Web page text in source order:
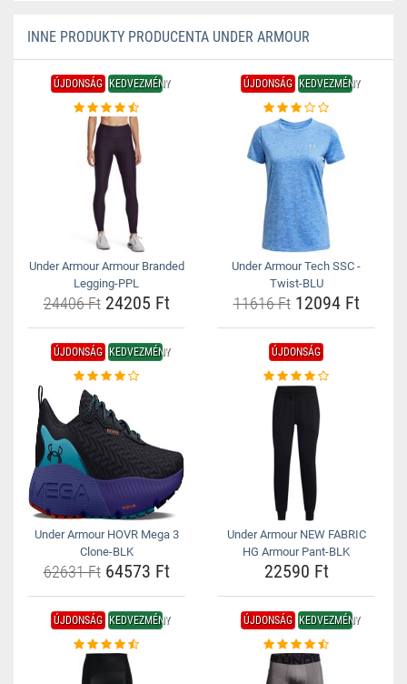
INNE PRODUKTY PRODUCENTA UNDER ARMOUR
ÚJDONSÁG KEDVEZMÉNY
Under Armour Armour Branded
Legging-PPL
24406 Ft24205 Ft
ÚJDONSÁG KEDVEZMÉNY
Under Armour Tech SSC -
Twist-BLU
11616 Ft12094 Ft
ÚJDONSÁG KEDVEZMÉNY
Under Armour HOVR Mega 3
Clone-BLK
62631 Ft64573 Ft
ÚJDONSÁG
Under Armour NEW FABRIC
HG Armour Pant-BLK
22590 Ft
ÚJDONSÁG KEDVEZMÉNY ÚJDONSÁG KEDVEZMÉNY